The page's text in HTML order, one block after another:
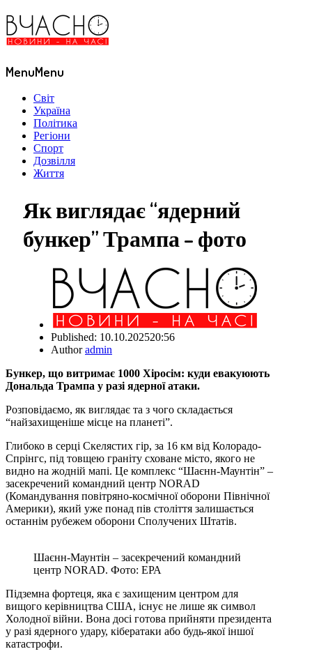
MenuMenu
Світ
Україна
Політика
Регіони
Спорт
Дозвілля
Життя
Як виглядає “ядерний
бункер” Трампа – фото
Published: 10.10.202520:56
Authoradmin
Бункер, що витримає 1000 Хіросім: куди евакуюють
Дональда Трампа у разі ядерної атаки.
Розповідаємо, як виглядає та з чого складається
“найзахищеніше місце на планеті”.
Глибоко в серці Скелястих гір, за 16 км від Колорадо-
Спрінгс, під товщею граніту сховане місто, якого не
видно на жодній мапі. Це комплекс “Шаєнн-Маунтін” –
засекречений командний центр NORAD
(Командування повітряно-космічної оборони Північної
Америки), який уже понад пів століття залишається
останнім рубежем оборони Сполучених Штатів.
Шаєнн-Маунтін – засекречений командний
центр NORAD. Фото: ЕРА
Підземна фортеця, яка є захищеним центром для
вищого керівництва США, існує не лише як символ
Холодної війни. Вона досі готова прийняти президента
у разі ядерного удару, кібератаки або будь-якої іншої
катастрофи.